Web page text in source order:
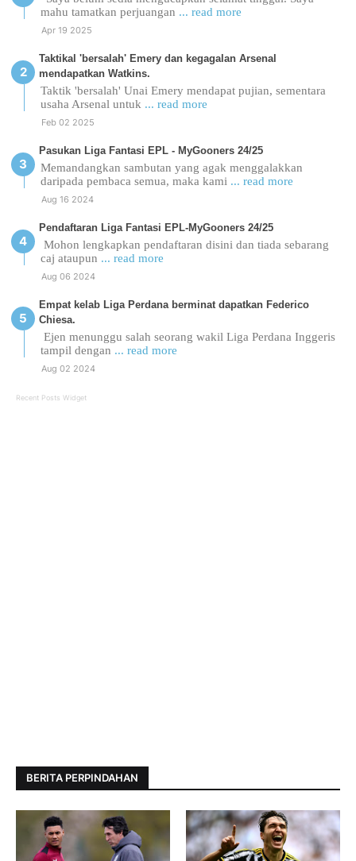
mahu tamatkan perjuangan ... read more
Apr 19 2025
Taktikal 'bersalah' Emery dan kegagalan Arsenal
mendapatkan Watkins.
Taktik 'bersalah' Unai Emery mendapat pujian, sementara
usaha Arsenal untuk ... read more
Feb 02 2025
Pasukan Liga Fantasi EPL - MyGooners 24/25
Memandangkan sambutan yang agak menggalakkan
daripada pembaca semua, maka kami ... read more
Aug 16 2024
Pendaftaran Liga Fantasi EPL-MyGooners 24/25
Mohon lengkapkan pendaftaran disini dan tiada sebarang
caj ataupun ... read more
Aug 06 2024
Empat kelab Liga Perdana berminat dapatkan Federico
Chiesa.
Ejen menunggu salah seorang wakil Liga Perdana Inggeris
tampil dengan ... read more
Aug 02 2024
Recent Posts Widget
BERITA PERPINDAHAN